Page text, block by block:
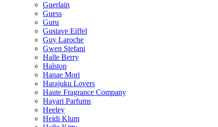
Guerlain
Guess
Guru
Gustave Eiffel
Guy Laroche
Gwen Stefani
Halle Berry
Halston
Hanae Mori
Harajuku Lovers
Haute Fragrance Company
Hayari Parfums
Heeley
Heidi Klum